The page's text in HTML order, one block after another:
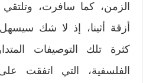
الزمن، كما سافرت،
أزقة أثينا، إذ لا شك
كثرة تلك التوصيفات
الفلسفية، التي اتفقت